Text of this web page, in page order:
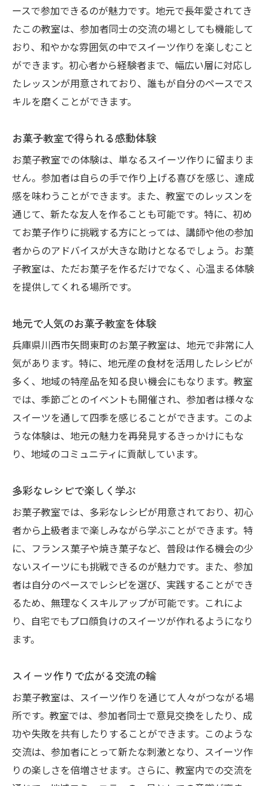
ースで参加できるのが魅力です。地元で長年愛されてき
たこの教室は、参加者同士の交流の場としても機能して
おり、和やかな雰囲気の中でスイーツ作りを楽しむこと
ができます。初心者から経験者まで、幅広い層に対応し
たレッスンが用意されており、誰もが自分のペースでス
キルを磨くことができます。
お菓子教室で得られる感動体験
お菓子教室での体験は、単なるスイーツ作りに留まりま
せん。参加者は自らの手で作り上げる喜びを感じ、達成
感を味わうことができます。また、教室でのレッスンを
通じて、新たな友人を作ることも可能です。特に、初め
てお菓子作りに挑戦する方にとっては、講師や他の参加
者からのアドバイスが大きな助けとなるでしょう。お菓
子教室は、ただお菓子を作るだけでなく、心温まる体験
を提供してくれる場所です。
地元で人気のお菓子教室を体験
兵庫県川西市矢問東町のお菓子教室は、地元で非常に人
気があります。特に、地元産の食材を活用したレシピが
多く、地域の特産品を知る良い機会にもなります。教室
では、季節ごとのイベントも開催され、参加者は様々な
スイーツを通して四季を感じることができます。このよ
うな体験は、地元の魅力を再発見するきっかけにもな
り、地域のコミュニティに貢献しています。
多彩なレシピで楽しく学ぶ
お菓子教室では、多彩なレシピが用意されており、初心
者から上級者まで楽しみながら学ぶことができます。特
に、フランス菓子や焼き菓子など、普段は作る機会の少
ないスイーツにも挑戦できるのが魅力です。また、参加
者は自分のペースでレシピを選び、実践することができ
るため、無理なくスキルアップが可能です。これによ
り、自宅でもプロ顔負けのスイーツが作れるようになり
ます。
スイーツ作りで広がる交流の輪
お菓子教室は、スイーツ作りを通じて人々がつながる場
所です。教室では、参加者同士で意見交換をしたり、成
功や失敗を共有したりすることができます。このような
交流は、参加者にとって新たな刺激となり、スイーツ作
りの楽しさを倍増させます。さらに、教室内での交流を